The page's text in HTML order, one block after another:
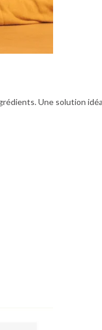
Une solution